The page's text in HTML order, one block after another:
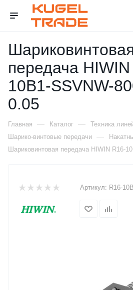
передача
10B1-SSVNW-
0.05
Главная — Каталог — Техника
Шарико-винтовые передачи —
Шариковинтовая передача HIWIN R16-
Артикул: R16-